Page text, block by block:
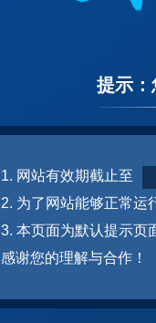
提示：
1. 网站有效期截止至
2. 为了网站能够正常运
3. 本页面为默认提示页
感谢您的理解与合作！